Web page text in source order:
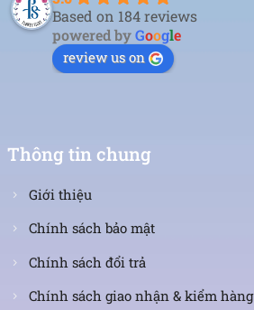
Based on 184 reviews
powered byGoogle
review us on
Thông tin chung
Giới thiệu
Chính sách bảo mật
Chính sách đổi trả
Chính sách giao nhận & kiểm hàng